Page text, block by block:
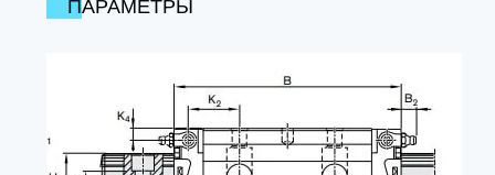
ПАРАМЕТРЫ